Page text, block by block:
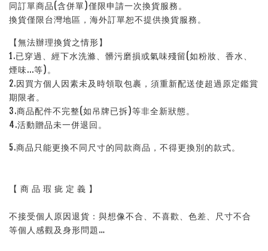
同訂單商品(含併單)僅限申請一次換貨服務。
換貨僅限台灣地區，海外訂單恕不提供換貨服務。
【無法辦理換貨之情形】
1.已穿過、經下水洗滌、髒污磨損或氣味殘留(如粉妝、香水、
煙味...等)。
2.因買方個人因素未及時領取包裹，須重新配送使超過原定鑑賞
期限者。
3.商品配件不完整(如吊牌已拆)等非全新狀態。
4.活動贈品未一併退回。
5.商品只能更換不同尺寸的同款商品，不得更換別的款式。
【 商 品 瑕 疵 定 義 】
不接受個人原因退貨：與想像不合、不喜歡、色差、尺寸不合
等個人感觀及身形問題…